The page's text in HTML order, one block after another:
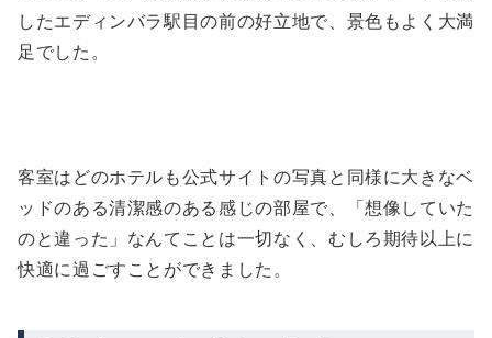
したエディンバラ駅目の前の好立地で、景色もよく大満
足でした。
客室はどのホテルも公式サイトの写真と同様に大きなベ
ッドのある清潔感のある感じの部屋で、「想像していた
のと違った」なんてことは一切なく、むしろ期待以上に
快適に過ごすことができました。